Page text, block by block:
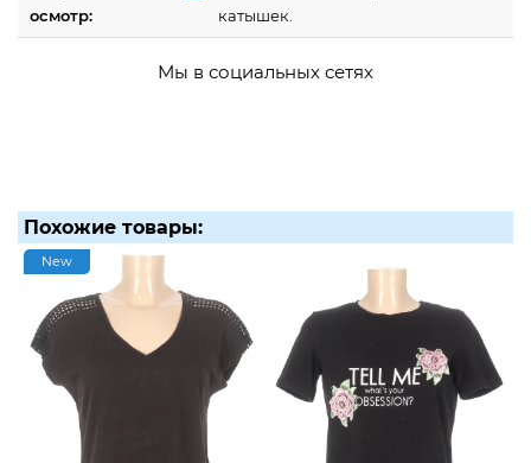
осмотр:
катышек.
Мы в социальных сетях
Похожие товары:
New